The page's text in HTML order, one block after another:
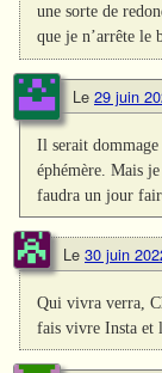
une sorte de
que je n’arrête le
Le 29 juin
Il serait
éphémère. Mais
faudra un jour
Le 30 juin
Qui vivra verra,
fais vivre Insta et